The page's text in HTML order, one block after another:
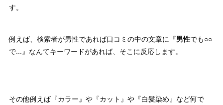
す。
例えば、検索者が男性であれば口コミの中の文章に『男性でも○○
で...』なんてキーワードがあれば、そこに反応します。
その他例えば『カラー』や『カット』や『白髪染め』など何で